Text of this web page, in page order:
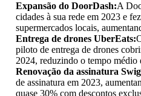
Expansão do DoorDash:A
cidades à sua rede em 2023 e
supermercados locais,
Entrega de drones UberEats:
piloto de entrega de drones
2024, reduzindo o tempo médio
Renovação da assinatura
de assinatura em 2023,
quase 30% com descontos